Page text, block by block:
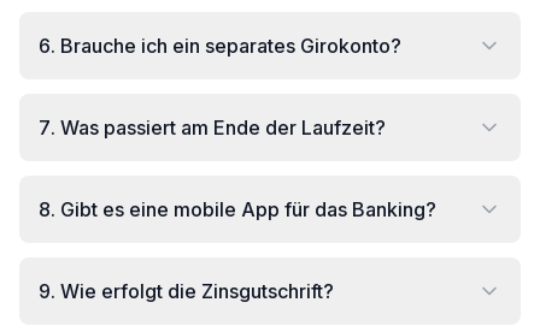
6. Brauche ich ein separates Girokonto?
7. Was passiert am Ende der Laufzeit?
8. Gibt es eine mobile App für das Banking?
9. Wie erfolgt die Zinsgutschrift?